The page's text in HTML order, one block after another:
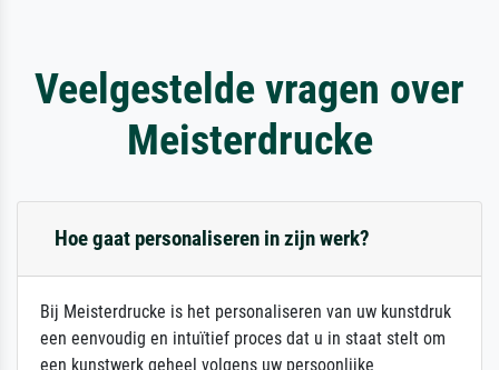
Veelgestelde vragen over
Meisterdrucke
Hoe gaat personaliseren in zijn werk?
Bij Meisterdrucke is het personaliseren van uw kunstdruk
een eenvoudig en intuïtief proces dat u in staat stelt om
een kunstwerk geheel volgens uw persoonlijke